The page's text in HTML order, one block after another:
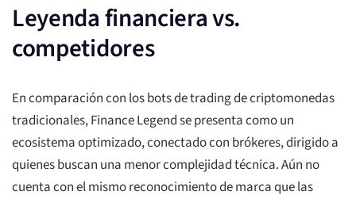
Leyenda financiera vs.
competidores
En comparación con los bots de trading de criptomonedas
tradicionales, Finance Legend se presenta como un
ecosistema optimizado, conectado con brókeres, dirigido a
quienes buscan una menor complejidad técnica. Aún no
cuenta con el mismo reconocimiento de marca que las